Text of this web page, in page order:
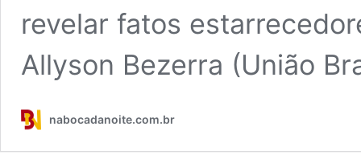
revelar fatos
Allyson Bezerra (União
nabocadanoite.com.br